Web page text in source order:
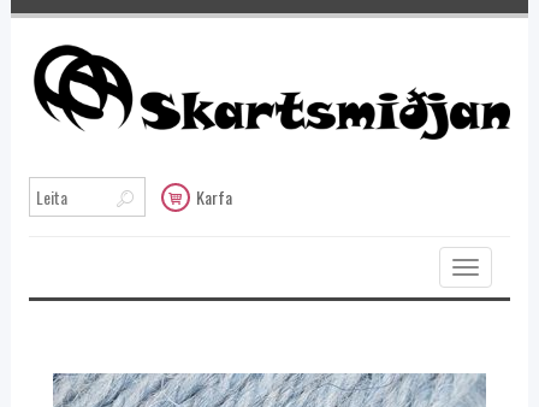
Karfa
Toggle
navigation